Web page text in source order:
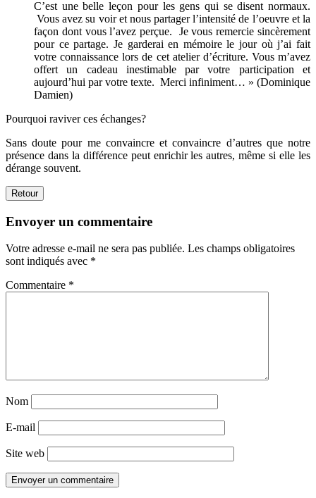
C’est une belle leçon pour les gens qui se disent normaux.
Vous avez su voir et nous partager l’intensité de l’oeuvre et la
façon dont vous l’avez perçue. Je vous remercie sincèrement
pour ce partage. Je garderai en mémoire le jour où j’ai fait
votre connaissance lors de cet atelier d’écriture. Vous m’avez
offert un cadeau inestimable par votre participation et
aujourd’hui par votre texte. Merci infiniment… » (Dominique
Damien)
Pourquoi raviver ces échanges?
Sans doute pour me convaincre et convaincre d’autres que notre
présence dans la différence peut enrichir les autres, même si elle les
dérange souvent.
Retour
Envoyer un commentaire
Votre adresse e-mail ne sera pas publiée. Les champs obligatoires
sont indiqués avec *
Commentaire *
Nom
E-mail
Site web